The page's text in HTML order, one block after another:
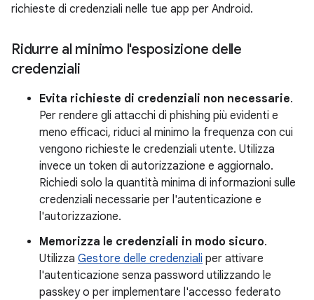
richieste di credenziali nelle tue app per Android.
Ridurre al minimo l'esposizione delle
credenziali
Evita richieste di credenziali non necessarie.
Per rendere gli attacchi di phishing più evidenti e
meno efficaci, riduci al minimo la frequenza con cui
vengono richieste le credenziali utente. Utilizza
invece un token di autorizzazione e aggiornalo.
Richiedi solo la quantità minima di informazioni sulle
credenziali necessarie per l'autenticazione e
l'autorizzazione.
Memorizza le credenziali in modo sicuro.
Utilizza Gestore delle credenziali per attivare
l'autenticazione senza password utilizzando le
passkey o per implementare l'accesso federato